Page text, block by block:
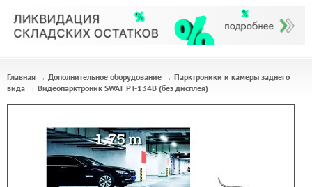
Главная → Дополнительное оборудование → Парктроники и камеры заднего
вида → Видеопарктроник SWAT PT-134B (без дисплея)